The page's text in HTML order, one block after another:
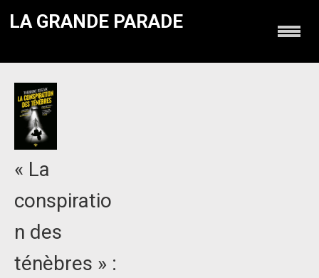
LA GRANDE PARADE
« La
conspiratio
n des
ténèbres » :